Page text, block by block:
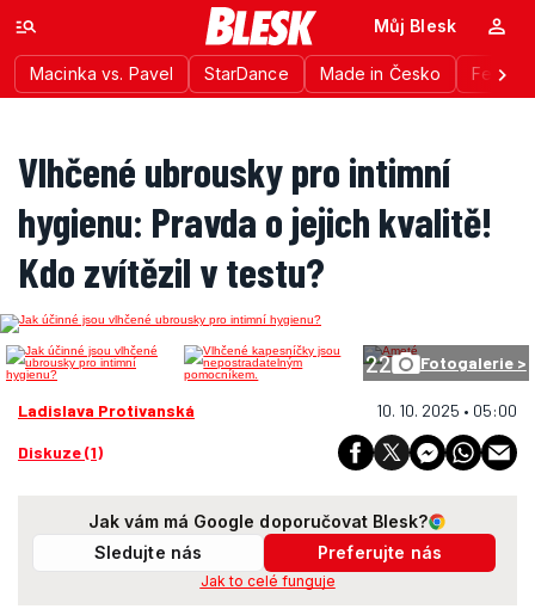
Macinka vs. Pavel StarDance Made in Česko
Můj Blesk
Vlhčené ubrousky pro intimní
hygienu: Pravda o jejich kvalitě!
Kdo zvítězil v testu?
22 Fotogalerie >
Ladislava Protivanská 10. 10. 2025 • 05:00
Diskuze (1)
Jak vám má Google doporučovat Blesk?
Sledujte nás
Preferujte nás
Jak to celé funguje